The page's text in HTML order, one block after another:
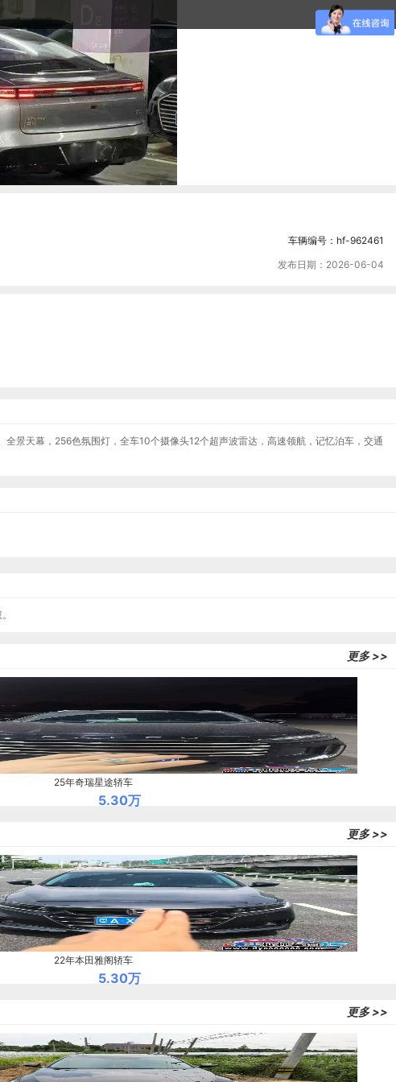
车辆编号：hf-962461
发布日期：2026-06-04
景天幕，256色氛围灯，全车10个摄像头12个超声波雷达，高速领航，记忆泊车，交通
更多 >>
25年奇瑞星途轿车
5.30万
更多 >>
22年本田雅阁轿车
5.30万
更多 >>